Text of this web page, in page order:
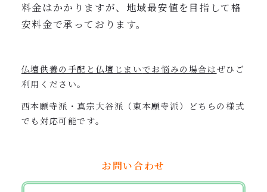
料金はかかりますが、地域最安値を目指して格
安料金で承っております。
仏壇供養の手配と仏壇じまいでお悩みの場合はぜひご
利用ください。
西本願寺派・真宗大谷派（東本願寺派）どちらの様式
でも対応可能です。
お問い合わせ